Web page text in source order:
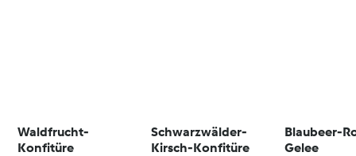
Waldfrucht-
Konfitüre
Schwarzwälder-
Kirsch-Konfitüre
Blaubeer-
Gelee